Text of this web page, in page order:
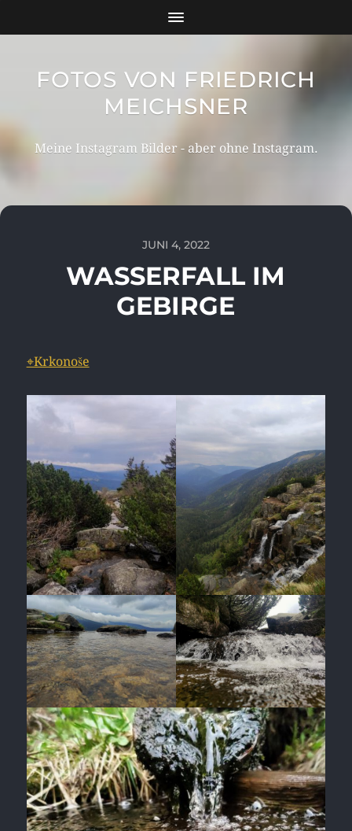
FOTOS VON FRIEDRICH
MEICHSNER
Meine Instagram Bilder - aber ohne Instagram.
JUNI 4, 2022
WASSERFALL IM
GEBIRGE
⌖Krkonoše